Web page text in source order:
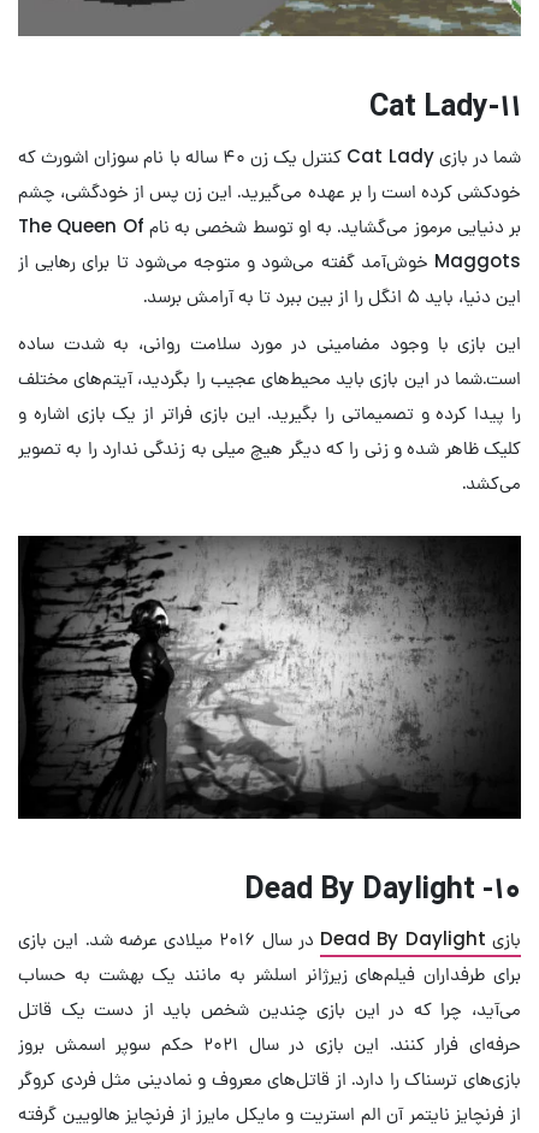
۱۱-Cat Lady
شما در بازی Cat Lady کنترل یک زن ۴۰ ساله با نام سوزان اشورث که
خودکشی کرده است را بر عهده می‌گیرید. این زن پس از خودگشی، چشم
بر دنیایی مرموز می‌گشاید. به او توسط شخصی به نام The Queen Of
Maggots خوش‌آمد گفته می‌شود و متوجه می‌شود تا برای رهایی از
این دنیا، باید ۵ انگل را از بین ببرد تا به آرامش برسد.
این بازی با وجود مضامینی در مورد سلامت روانی، به شدت ساده
است.شما در این بازی باید محیط‌های عجیب را بگردید، آیتم‌های مختلف
را پیدا کرده و تصمیماتی را بگیرید. این بازی فراتر از یک بازی اشاره و
کلیک ظاهر شده و زنی را که دیگر هیچ میلی به زندگی ندارد را به تصویر
می‌کشد.
۱۰- Dead By Daylight
بازی Dead By Daylight
در سال ۲۰۱۶ میلادی عرضه شد. این بازی
برای طرفداران فیلم‌های زیرژانر اسلشر به مانند یک بهشت به حساب
می‌آید، چرا که در این بازی چندین شخص باید از دست یک قاتل
حرفه‌ای فرار کنند. این بازی در سال ۲۰۲۱ حکم سوپر اسمش بروز
بازی‌های ترسناک را دارد. از قاتل‌های معروف و نمادینی مثل فردی کروگر
از فرنچایز نایتمر آن الم استریت و مایکل مایرز از فرنچایز هالویین گرفته